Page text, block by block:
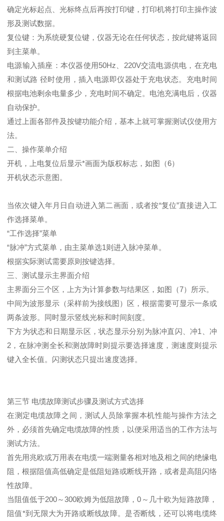
确定光标起点、光标终点后再按打印键，打印机将打印主操作波
形及测试数据。
复位键：为系统硬复位键，仪器无论在任何状态，按此键将返回
到主菜单。
电源输入插座：本仪器使用50Hz、220V交流电源供电，在充电
和测试路 径时使用，插入电源即仪器处于充电状态。充电时间
根据电池剩余电量多少，充电时间不确定。电池充满电后，仪器
自动保护。
通过上面各部件及按键功能介绍，基本上就可掌握测试仪使用方
法。
二、操作菜单介绍
开机，上电复位后显示*画面为版权标志，如图（6）
开机状态示意图。
当依次键入年月日自动进入第二画面，或者按“复位”直接进入工
作选择菜单。
“工作选择”菜单
“脉冲”方式菜单，由主菜单选1则进入脉冲菜单。
根据实际测试需要原则按键选择。
三、测试显示主界面介绍
主界面分三个区，上方为计算参数与结果区，如图（7）所示。
中间为波形显示（采样前为接线图）区，根据需要可显示一条或
两条波形。同时显示竖线光标和时间刻度。
下方为状态和日期显示区，状态显示分别为脉冲直闪、冲1、冲
2，在脉冲测全长和测故障时则提示要选择速度，测速度则提示
键入全长值。闪测状态只提出速度选择。
第三节 电缆故障测试步骤及测试方式选择
在测定电缆故障之间，测试人员除掌握本机性能与操作方法之
外，必须首先确定电缆故障的性质，以便采用适当的工作方法与
测试方法。
首先用兆欧或万用表在电缆一端测量各相对地及相之间的绝缘电
阻，根据阻值高低确定是低阻短路或断线开路，或者是高阻闪络
性故障。
当阻值低于200～300欧姆为低阻故障，0～几十欧为短路故障，
阻值*到无限大为开路或断线故障。是否断线，还可以将电缆终